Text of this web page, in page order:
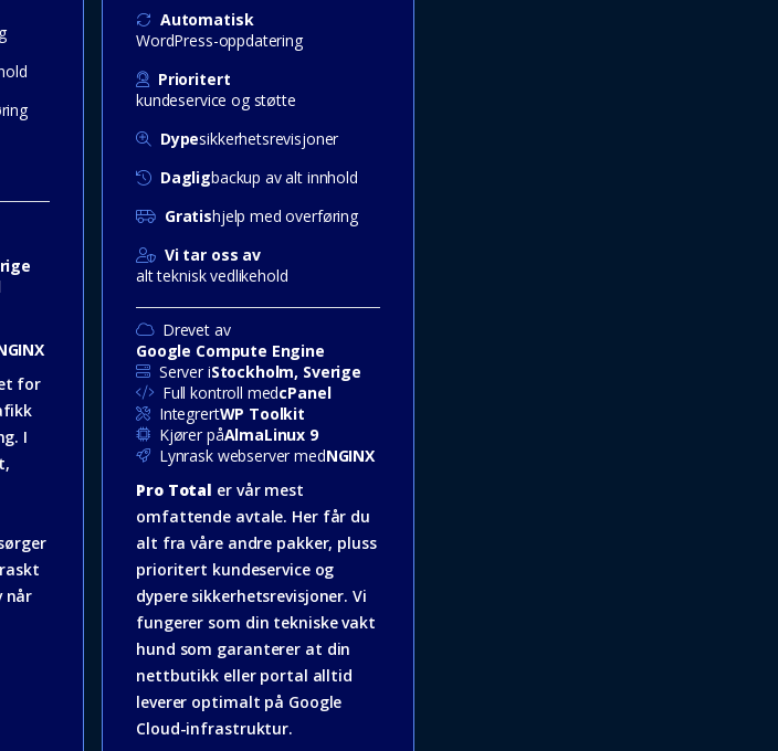
for
I
når
Automatisk
WordPress-oppdatering
Prioritert
kundeservice og støtte
Dypesikkerhetsrevisjoner
Dagligbackup av alt innhold
Gratishjelp med overføring
Vi tar oss av
alt teknisk vedlikehold
Drevet av
Google Compute Engine
Server iStockholm, Sverige
Full kontroll medcPanel
IntegrertWP Toolkit
Kjører påAlmaLinux 9
Lynrask webserver medNGINX
Pro Total er vår mest
omfattende avtale. Her får du
alt fra våre andre pakker, pluss
prioritert kundeservice og
dypere sikkerhetsrevisjoner. Vi
fungerer som din tekniske vakt
hund som garanterer at din
nettbutikk eller portal alltid
leverer optimalt på Google
Cloud-infrastruktur.